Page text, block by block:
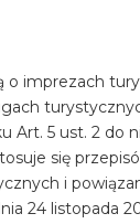
o imprezach
Art. 5 ust. 2 do
się
i
24 listopada